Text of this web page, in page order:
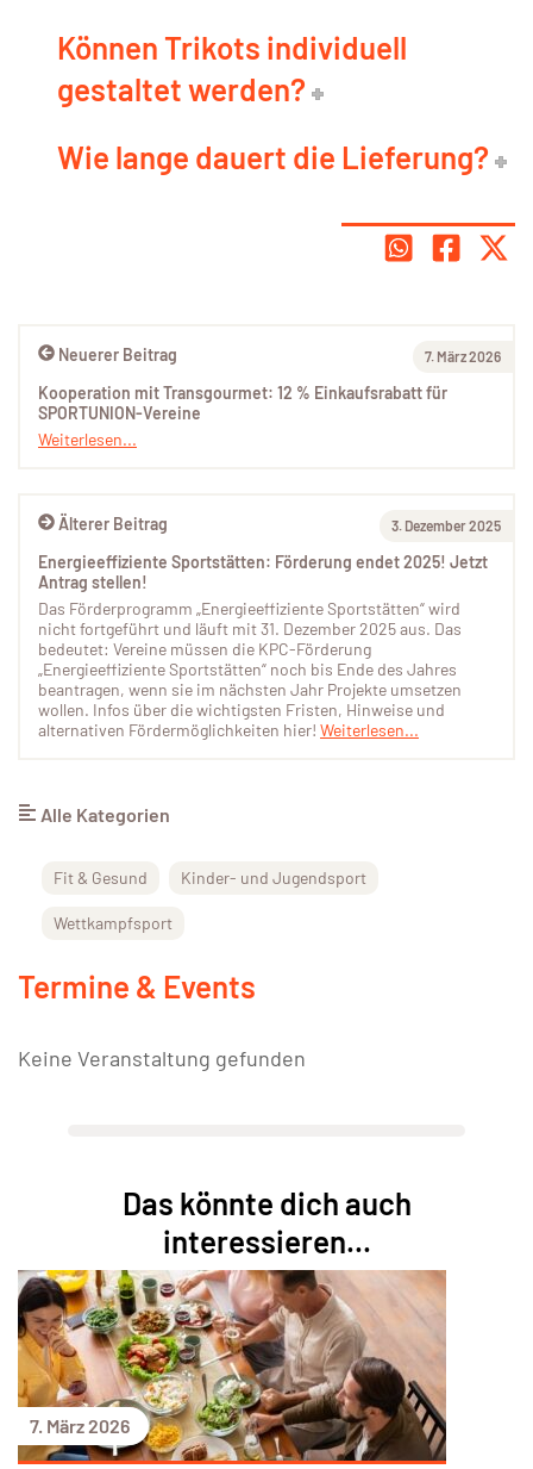
Können Trikots individuell
gestaltet werden?
Wie lange dauert die Lieferung?
Älterer Beitrag 3. Dezember 2025
Energieeffiziente Sportstätten: Förderung endet 2025! Jetzt
Antrag stellen!
Das Förderprogramm „Energieeffiziente Sportstätten“ wird
nicht fortgeführt und läuft mit 31. Dezember 2025 aus. Das
bedeutet: Vereine müssen die KPC-Förderung
„Energieeffiziente Sportstätten“ noch bis Ende des Jahres
beantragen, wenn sie im nächsten Jahr Projekte umsetzen
wollen. Infos über die wichtigsten Fristen, Hinweise und
alternativen Fördermöglichkeiten hier! Weiterlesen...
Neuerer Beitrag 7. März 2026
Kooperation mit Transgourmet: 12 % Einkaufsrabatt für
SPORTUNION-Vereine
Weiterlesen...
Alle Kategorien
Fit & Gesund Kinder- und Jugendsport
Wettkampfsport
Termine & Events
Keine Veranstaltung gefunden
Das könnte dich auch
interessieren...
7. März 2026